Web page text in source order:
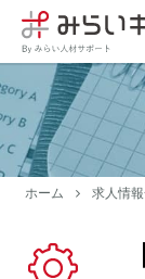
ホーム 求人情